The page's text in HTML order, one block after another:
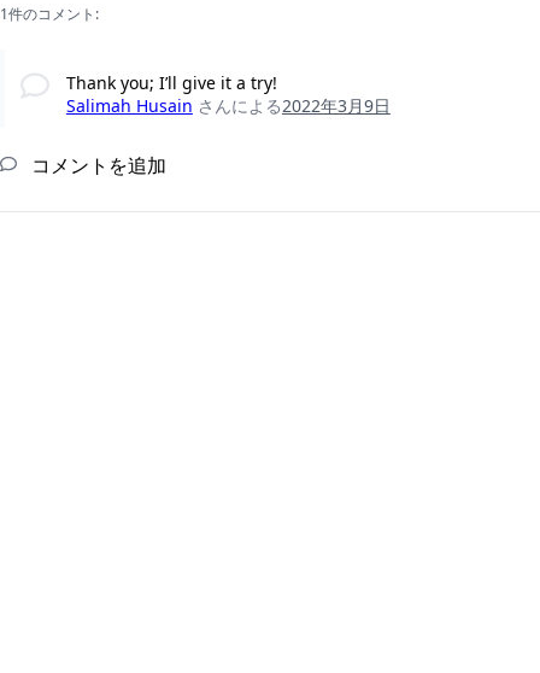
1件のコメント:
Thank you; I’ll give it a try!
Salimah Husain さんによる2022年3月9日
コメントを追加